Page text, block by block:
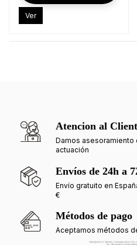
Ver
Atencion al
Damos asesoramiento
actuación
Envíos de 24h a
Envío gratuito en
€
Métodos de pago
Aceptamos métodos